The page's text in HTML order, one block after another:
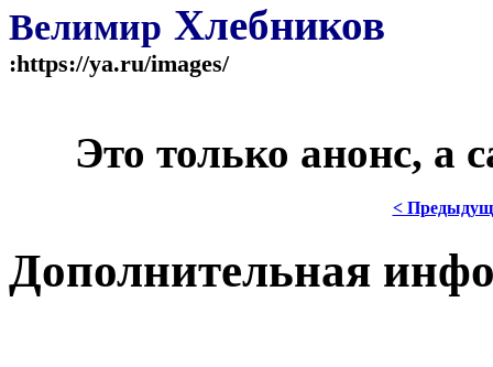
ВелимирХлебников
:https://ya.ru/images/
Это только анонс, а
<
Дополнительная